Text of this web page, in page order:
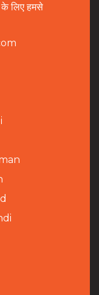
के लिए हमसे